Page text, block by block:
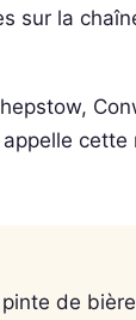
sur la
cette
de